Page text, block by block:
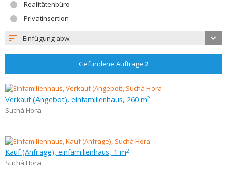
Realitätenbüro
Privatinsertion
Einfügung abw.
Gefundene Aufträge 2
Verkauf (Angebot), einfamilienhaus, 260 m2
Suchá Hora
Kauf (Anfrage), einfamilienhaus, 1 m2
Suchá Hora